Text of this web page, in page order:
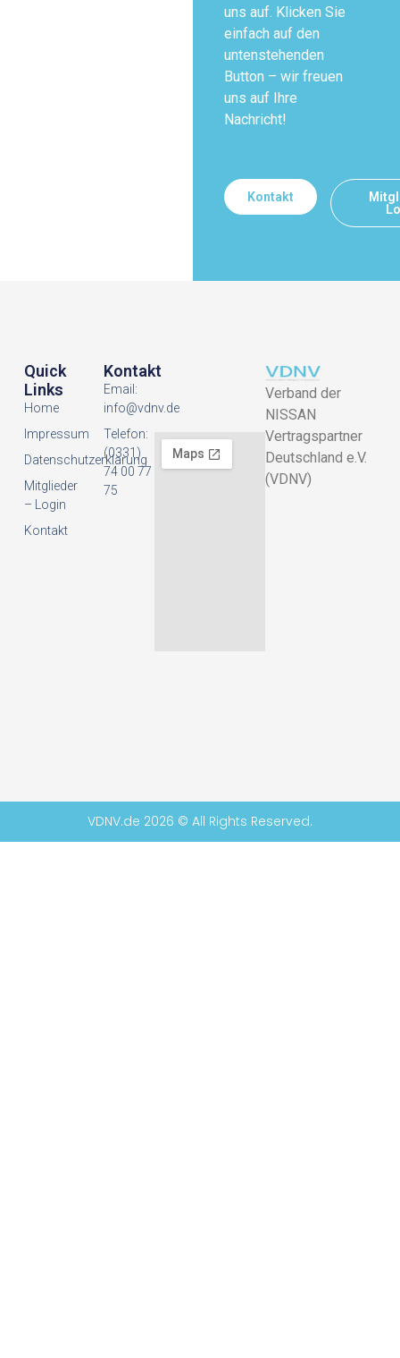
uns auf. Klicken Sie
einfach auf den
untenstehenden
Button – wir freuen
uns auf Ihre
Nachricht!
Kontakt
Verband der
NISSAN
Vertragspartner
Deutschland e.V.
(VDNV)
Quick
Links
Home
Impressum
Datenschutzerklarung
Mitglieder
– Login
Kontakt
Kontakt
Email:
info@vdnv.de
Telefon:
(0331)
74 00 77
75
VDNV.de 2026 © All Rights Reserved.